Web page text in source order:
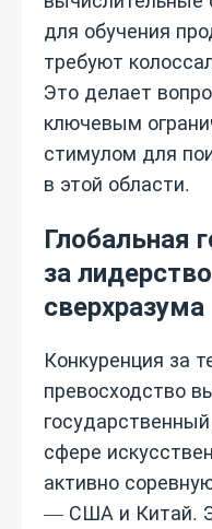
для обучения
требуют
Это делает
ключевым
стимулом для
в этой области.
Глобальная
за
сверхразума
Конкуренция за
превосходство
сфере
активно
— США и Китай.